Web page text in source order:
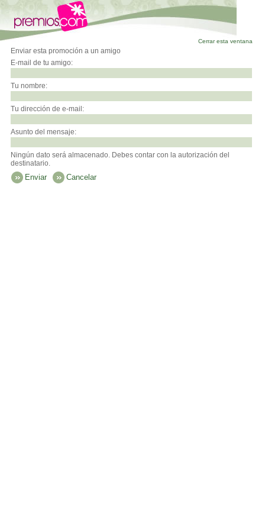
Cerrar esta ventana
Enviar esta promoción a un amigo
E-mail de tu amigo:
Tu nombre:
Tu dirección de e-mail:
Asunto del mensaje:
Ningún dato será almacenado. Debes contar con la autorización del
destinatario.
Enviar Cancelar